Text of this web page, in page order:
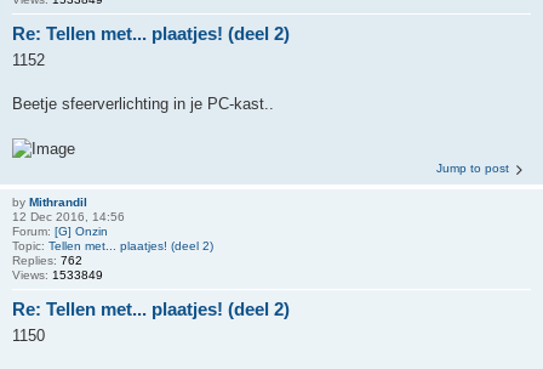
Re: Tellen met... plaatjes! (deel 2)
1152
Beetje sfeerverlichting in je PC-kast..
Jump to post
by Mithrandil
12 Dec 2016, 14:56
Forum: [G] Onzin
Topic: Tellen met... plaatjes! (deel 2)
Replies: 762
Views: 1533849
Re: Tellen met... plaatjes! (deel 2)
1150